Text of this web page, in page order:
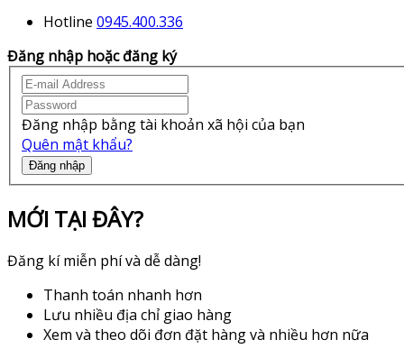
Hotline 0945.400.336
Đăng nhập hoặc đăng ký
Đăng nhập bằng tài khoản xã hội của bạn
Quên mật khẩu?
Đăng nhập
MỚI TẠI ĐÂY?
Đăng kí miễn phí và dễ dàng!
Thanh toán nhanh hơn
Lưu nhiều địa chỉ giao hàng
Xem và theo dõi đơn đặt hàng và nhiều hơn nữa